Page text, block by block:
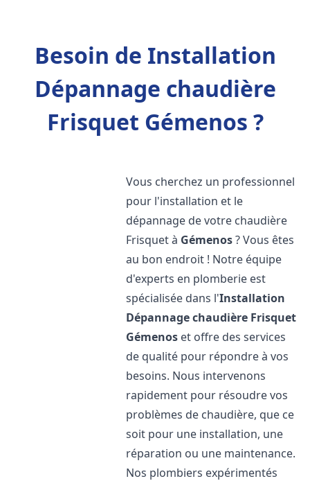
Besoin de Installation
Dépannage chaudière
Frisquet Gémenos ?
Vous cherchez un professionnel
pour l'installation et le
dépannage de votre chaudière
Frisquet à Gémenos? Vous êtes
au bon endroit ! Notre équipe
d'experts en plomberie est
spécialisée dans l'Installation
Dépannage chaudière Frisquet
Gémenos et offre des services
de qualité pour répondre à vos
besoins. Nous intervenons
rapidement pour résoudre vos
problèmes de chaudière, que ce
soit pour une installation, une
réparation ou une maintenance.
Nos plombiers expérimentés